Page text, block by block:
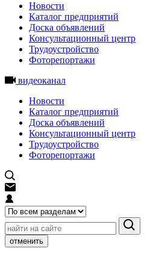
Новости
Каталог предприятий
Доска объявлений
Консультационный центр
Трудоустройство
Фоторепортажи
видеоканал
Новости
Каталог предприятий
Доска объявлений
Консультационный центр
Трудоустройство
Фоторепортажи
отменить